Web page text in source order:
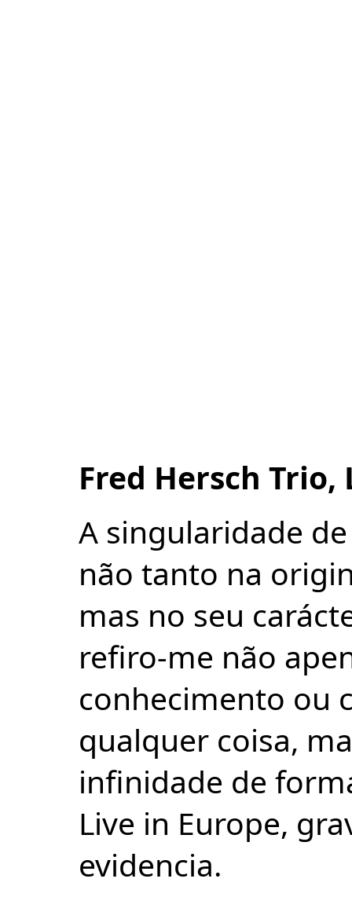
Fred Hersch Trio,
A singularidade
não tanto na
mas no seu
refiro-me não
conhecimento ou
qualquer coisa,
infinidade de
Live in Europe,
evidencia.